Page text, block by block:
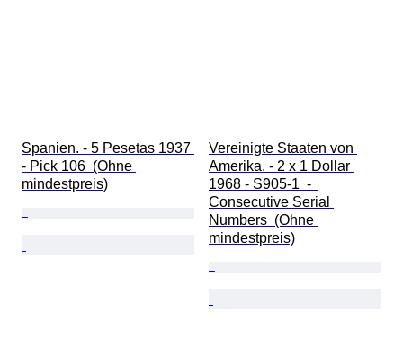
Spanien. - 5 Pesetas 1937
- Pick 106  (Ohne
mindestpreis)
Vereinigte Staaten von
Amerika. - 2 x 1 Dollar
1968 - S905-1  -
Consecutive Serial
Numbers  (Ohne
mindestpreis)